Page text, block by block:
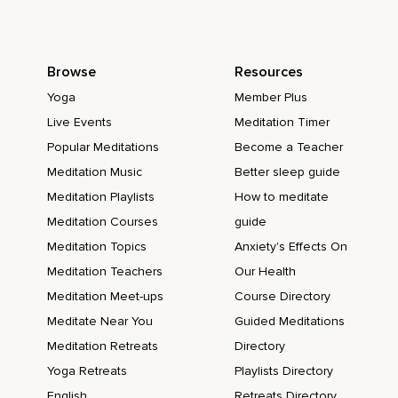
Tiefer und achtsamer,
Du spürst den Sinn des Lebens und Du gibst Bedeutsamkeit,
Liebe,
Die Menschen,
Denen Du begegnest,
Menschen,
Werden aufgebaut,
Wertgeschätzt,
Ermutigt,
Browse
Yoga
Live Events
Popular Meditations
Meditation Music
Meditation Playlists
Meditation Courses
Meditation Topics
Meditation Teachers
Meditation Meet-ups
Meditate Near You
Meditation Retreats
Yoga Retreats
Resources
Member Plus
Meditation Timer
Become a Teacher
Better sleep guide
How to meditate
guide
Anxiety's Effects On
Our Health
Course Directory
Guided Meditations
Directory
Playlists Directory